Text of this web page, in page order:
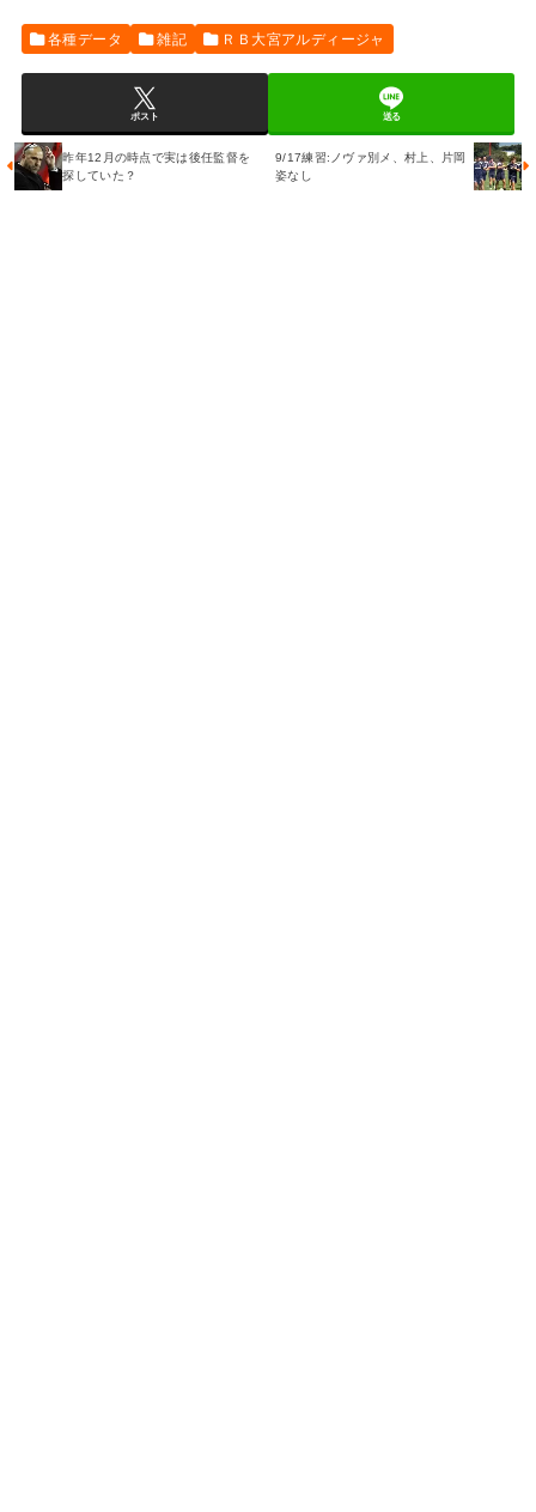
各種データ 雑記 ＲＢ大宮アルディージャ
ポスト 送る
昨年12月の時点で実は後任監督を
探していた？
9/17練習:ノヴァ別メ、村上、片岡
姿なし